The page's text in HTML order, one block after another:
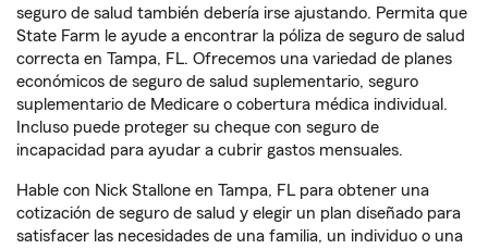
seguro de salud también debería irse ajustando. Permita que
State Farm le ayude a encontrar la póliza de seguro de salud
correcta en Tampa, FL. Ofrecemos una variedad de planes
económicos de seguro de salud suplementario, seguro
suplementario de Medicare o cobertura médica individual.
Incluso puede proteger su cheque con seguro de
incapacidad para ayudar a cubrir gastos mensuales.
Hable con Nick Stallone en Tampa, FL para obtener una
cotización de seguro de salud y elegir un plan diseñado para
satisfacer las necesidades de una familia, un individuo o una